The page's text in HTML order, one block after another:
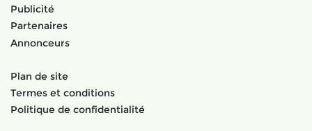
Publicité
Partenaires
Annonceurs
Plan de site
Termes et conditions
Politique de confidentialité